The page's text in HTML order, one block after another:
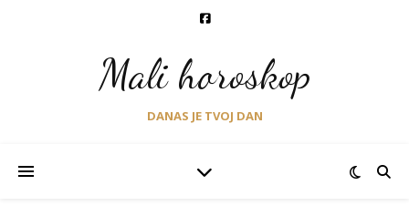
Mali horoskop
DANAS JE TVOJ DAN